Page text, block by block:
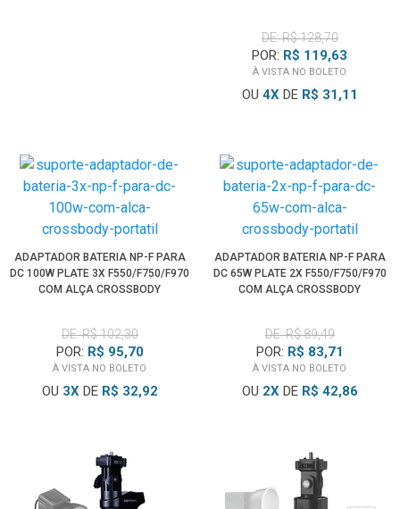
DE: R$ 128,70
POR: R$ 119,63
À VISTA NO BOLETO
OU 4XDE R$ 31,11
ADAPTADOR BATERIA NP-F PARA
DC 100W PLATE 3X F550/F750/F970
COM ALÇA CROSSBODY
DE: R$ 102,30
POR: R$ 95,70
À VISTA NO BOLETO
OU 3XDE R$ 32,92
ADAPTADOR BATERIA NP-F PARA
DC 65W PLATE 2X F550/F750/F970
COM ALÇA CROSSBODY
DE: R$ 89,49
POR: R$ 83,71
À VISTA NO BOLETO
OU 2XDE R$ 42,86